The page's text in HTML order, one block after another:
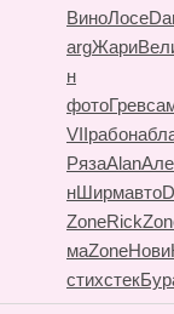
ВиноЛосе
argЖари
н
фотоГрев
VIIрабонабл
РязаAlan
нШирмавто
ZoneRick
маZoneНови
стихстек